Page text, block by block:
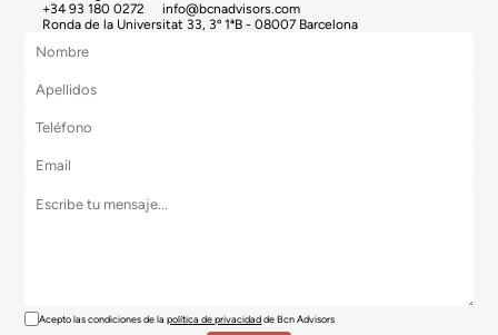
+34 93 180 0272
info@bcnadvisors.com
Ronda de la Universitat 33, 3º 1ªB - 08007 Barcelona
Acepto las condiciones de lapolítica de privacidadde Bcn Advisors